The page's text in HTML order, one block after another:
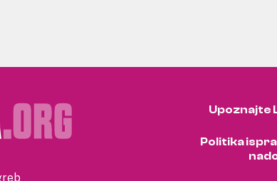
Upoznajte
Politika